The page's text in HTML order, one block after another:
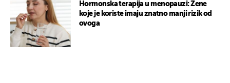
Hormonska terapija u menopauzi: Žene
koje je koriste imaju znatno manji rizik od
ovoga